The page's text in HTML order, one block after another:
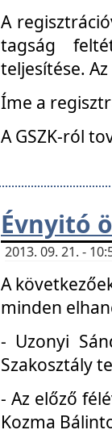
A
tagság
teljesítése.
Íme a
A GSZK-ról
Évnyitó
2013. 09. 21. -
A
minden
- Uzonyi
Szakosztály
- Az előző
Kozma